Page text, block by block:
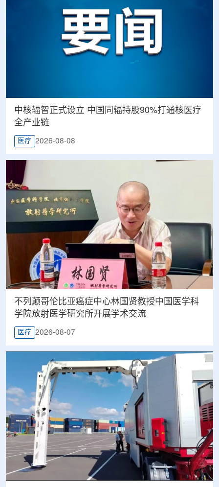
中核辐智正式设立 中国同辐持股90%打通核医疗
全产业链
医疗 2026-08-08
不列颠哥伦比亚癌症中心林国贤教授中国医学科
学院放射医学研究所开展学术交流
医疗 2026-08-07